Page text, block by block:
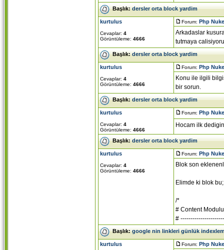
Başlık:dersler orta block yardim
kurtulus
Cevaplar: 4
Görüntüleme: 4666
Forum: Php
Arkadaslar
tutmaya
Başlık:dersler orta block yardim
kurtulus
Cevaplar: 4
Görüntüleme: 4666
Forum: Php
Konu ile ilgili
bir sorun.
Başlık:dersler orta block yardim
kurtulus
Cevaplar: 4
Görüntüleme: 4666
Forum: Php
Hocam ilk
Başlık:dersler orta block yardim
kurtulus
Cevaplar: 4
Görüntüleme: 4666
Forum: Php
Blok son
Elimde ki blok bu;
/*
# Content
#
Başlık:google nin linkleri günlük
kurtulus Forum: Php